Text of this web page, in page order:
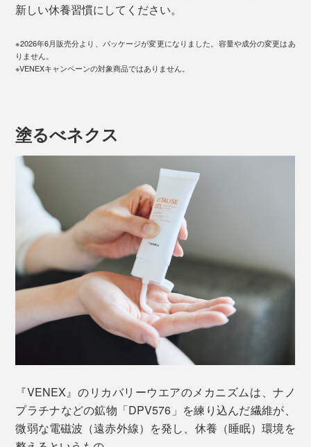
新しい休養習慣にしてください。
※2026年6月販売分より、パッケージが変更になりました。容量や成分の変更はあ
りません。
※VENEXキャンペーンの対象商品ではありません。
塗るべネクス
『VENEX』のリカバリーウエアのメカニズムは、ナノ
プラチナなどの鉱物「DPV576」を練り込んだ繊維が、
微弱な電磁波（遠赤外線）を発し、休養（睡眠）環境を